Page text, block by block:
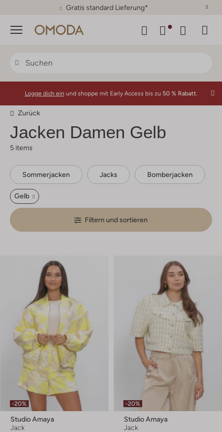
30 Tage Rückgaberecht
Menü
Logge dich ein und shoppe mit Early Access bis zu 50 % Rabatt.
Zurück
Jacken Damen Gelb
5 items
Sommerjacken Jacks Bomberjacken
Gelb
Filtern und sortieren
-20%
Studio Amaya
Jack
-20%
Studio Amaya
Jack